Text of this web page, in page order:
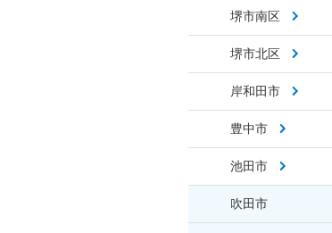
堺市南区
堺市北区
岸和田市
豊中市
池田市
吹田市